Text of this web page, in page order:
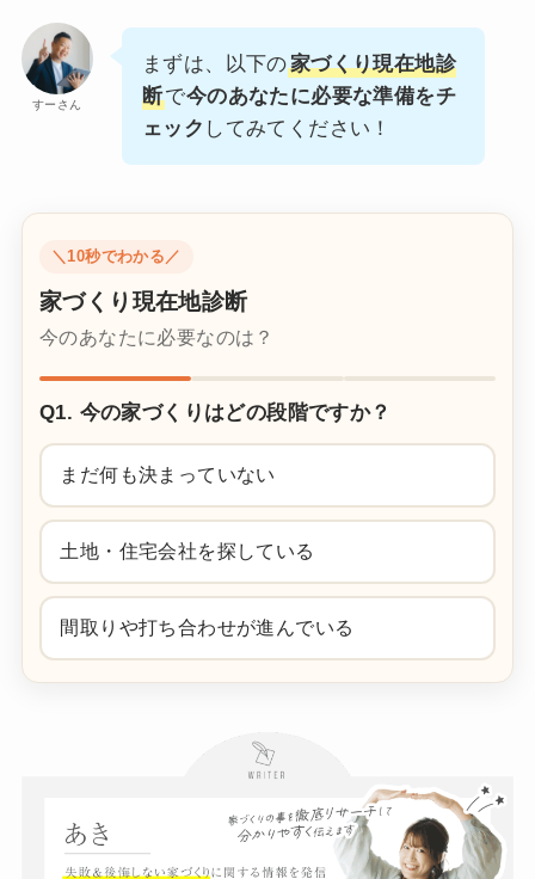
すーさん
まずは、以下の家づくり現在地診
断で今のあなたに必要な準備をチ
ェック してみてください！
＼10秒でわかる／
家づくり現在地診断
今のあなたに必要なのは？
Q1. 今の家づくりはどの段階ですか？
まだ何も決まっていない
土地・住宅会社を探している
間取りや打ち合わせが進んでいる